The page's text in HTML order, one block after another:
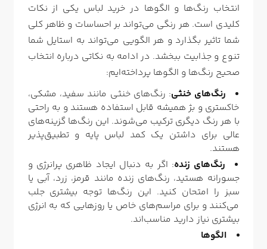
انتخاب رنگ‌ها و الگوها در خرید لباس یکی از نکات
کلیدی است. هر رنگی می‌تواند بر احساسات و ظاهر کلی
شما تاثیر بگذارد و هر الگویی می‌تواند به استایل شما
تنوع و جذابیت ببخشد. در ادامه به نکاتی درباره انتخاب
صحیح رنگ‌ها و الگوها پرداخته‌ایم:
رنگ‌های خنثی: رنگ‌های خنثی مانند سفید، مشکی،
خاکستری و بژ همیشه قابل استفاده هستند و به راحتی
با هر رنگ دیگری ترکیب می‌شوند. این رنگ‌ها گزینه‌های
عالی برای داشتن یک کمد لباس پایه و تطبیق‌پذیر
هستند.
رنگ‌های زنده: اگر به دنبال ایجاد ظاهری پرانرژی و
جسورانه هستید، رنگ‌های زنده مانند قرمز، زرد، آبی یا
سبز را امتحان کنید. این رنگ‌ها توجه بیشتری جلب
می‌کنند و برای مراسم‌های خاص یا روزهایی که به انرژی
بیشتری نیاز دارید مناسب‌اند.
الگوها